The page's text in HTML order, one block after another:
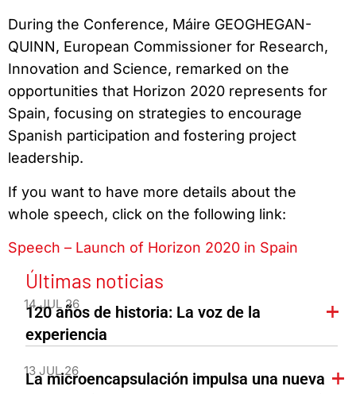
During the Conference, Máire GEOGHEGAN-
QUINN, European Commissioner for Research,
Innovation and Science, remarked on the
opportunities that Horizon 2020 represents for
Spain, focusing on strategies to encourage
Spanish participation and fostering project
leadership.
If you want to have more details about the
whole speech, click on the following link:
Speech – Launch of Horizon 2020 in Spain
Últimas noticias
14 JUL 26
120 años de historia: La voz de la
experiencia
13 JUL 26
La microencapsulación impulsa una nueva